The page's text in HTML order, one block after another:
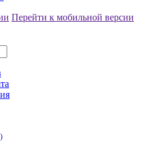
Перейти к мобильной версии